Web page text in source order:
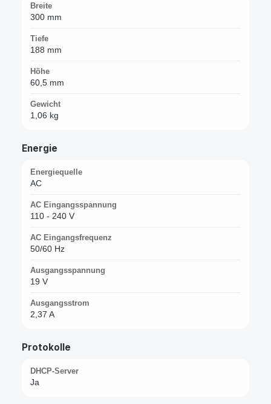
Breite
300 mm
Tiefe
188 mm
Höhe
60,5 mm
Gewicht
1,06 kg
Energie
Energiequelle
AC
AC Eingangsspannung
110 - 240 V
AC Eingangsfrequenz
50/60 Hz
Ausgangsspannung
19 V
Ausgangsstrom
2,37 A
Protokolle
DHCP-Server
Ja